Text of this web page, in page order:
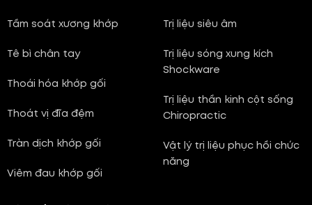
Tầm soát xương khớp
Tê bì chân tay
Thoái hóa khớp gối
Thoát vị đĩa đệm
Tràn dịch khớp gối
Viêm đau khớp gối
Trị liệu siêu âm
Trị liệu sóng xung kích
Shockware
Trị liệu thần kinh cột sống
Chiropractic
Vật lý trị liệu phục hồi chức
năng